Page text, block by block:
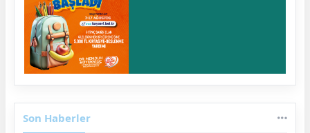
Son Haberler